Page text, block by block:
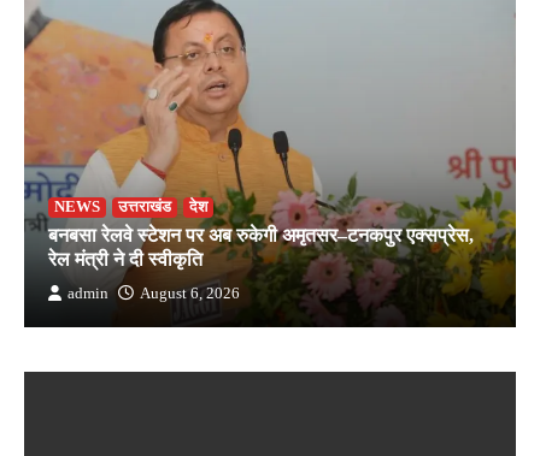
NEWS उत्तराखंड देश
बनबसा रेलवे स्टेशन पर अब रुकेगी अमृतसर–टनकपुर एक्सप्रेस,
रेल मंत्री ने दी स्वीकृति
admin August 6, 2026